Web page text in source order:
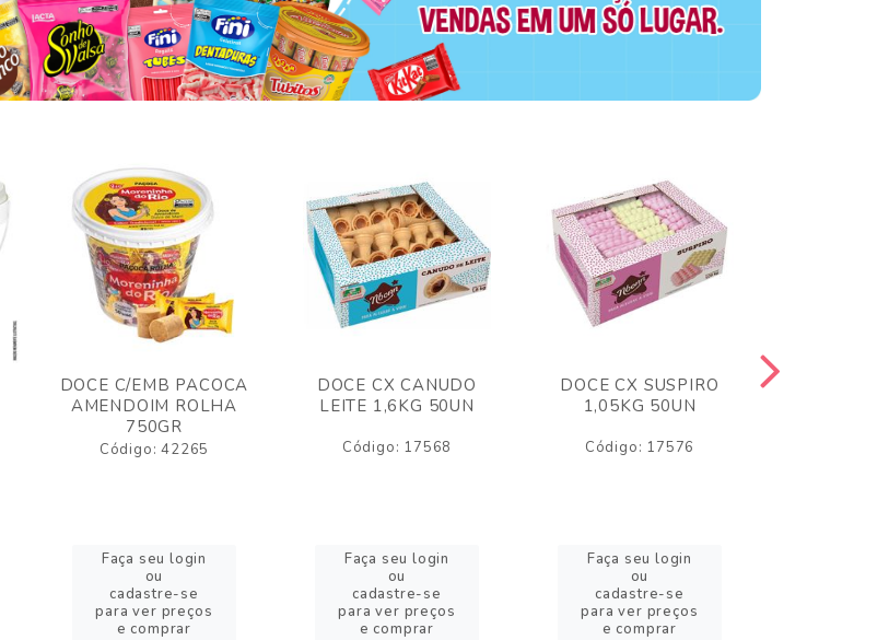
DOCE C/EMB PACOCA
AMENDOIM ROLHA
750GR
Código: 42265
Faça seu login
ou
cadastre-se
para ver preços
e comprar
DOCE CX CANUDO
LEITE 1,6KG 50UN
Código: 17568
Faça seu login
ou
cadastre-se
para ver preços
e comprar
DOCE CX SUSPIRO
1,05KG 50UN
Código: 17576
Faça seu login
ou
cadastre-se
para ver preços
e comprar